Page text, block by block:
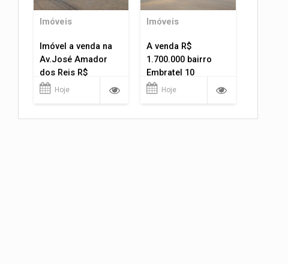
Imóveis
Imóvel a venda na
Av.José Amador
dos Reis R$
1.400.000
Hoje
Imóveis
A venda R$
1.700.000 bairro
Embratel 10
apartamentos!
Hoje